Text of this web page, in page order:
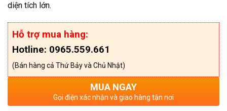
diện tích lớn.
Hỗ trợ mua hàng:
Hotline: 0965.559.661
(Bán hàng cả Thứ Bảy và Chủ Nhật)
MUA NGAY
Gọi điện xác nhận và giao hàng tận nơi